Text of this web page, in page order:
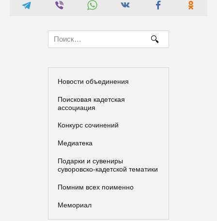
for:
Новости объединения
Поисковая кадетская
ассоциация
Конкурс сочинений
Медиатека
Подарки и сувениры
суворовско-кадетской тематики
Помним всех поименно
Мемориал